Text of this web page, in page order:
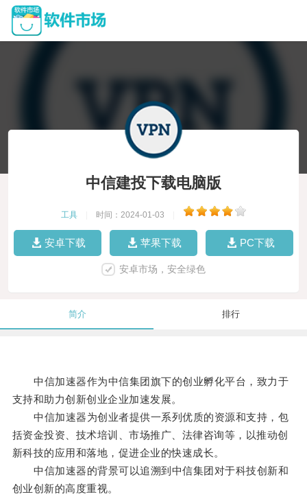
中信建投下载电脑版
工具 时间：2024-01-03
安卓下载 苹果下载 PC下载
安卓市场，安全绿色
简介 排行
中信加速器作为中信集团旗下的创业孵化平台，致力于
支持和助力创新创业企业加速发展。
中信加速器为创业者提供一系列优质的资源和支持，包
括资金投资、技术培训、市场推广、法律咨询等，以推动创
新科技的应用和落地，促进企业的快速成长。
中信加速器的背景可以追溯到中信集团对于科技创新和
创业创新的高度重视。